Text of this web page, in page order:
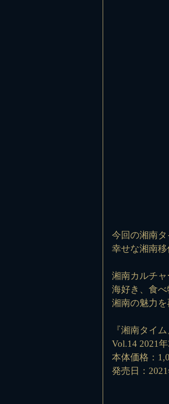
今回の湘南タ
幸せな湘南移
湘南カルチャ
海好き、食
湘南の魅力を
『湘南タイ
Vol.14 2021
本体価格：
発売日：